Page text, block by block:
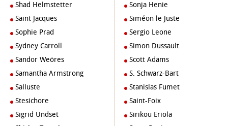
Shad Helmstetter
Saint Jacques
Sophie Prad
Sydney Carroll
Sandor Weöres
Samantha Armstrong
Salluste
Stesichore
Sigrid Undset
Sonja Henie
Siméon le Juste
Sergio Leone
Simon Dussault
Scott Adams
S. Schwarz-Bart
Stanislas Fumet
Saint-Foix
Sirikou Eriola